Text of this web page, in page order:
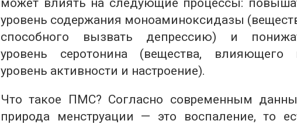
может влиять на следующие процессы:
уровень содержания моноаминоксидазы
способного вызвать депрессию) и
уровень серотонина (вещества, влияющего
уровень активности и настроение).
Что такое ПМС? Согласно современным
природа менструации — это воспаление, то